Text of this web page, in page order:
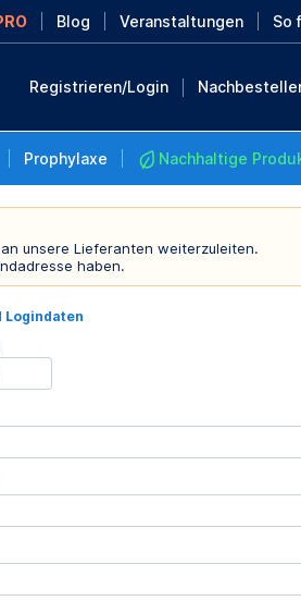
Blog Veranstaltungen So
Registrieren/Login
Prophylaxe Nachhaltige
MEHR
unsere Lieferanten weiterzuleiten.
haben.
Logindaten